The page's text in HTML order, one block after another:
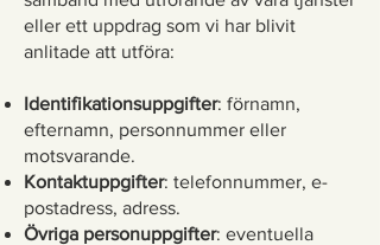
eller ett uppdrag som vi har blivit
anlitade att utföra:
Identifikationsuppgifter: förnamn,
efternamn, personnummer eller
motsvarande.
Kontaktuppgifter: telefonnummer, e-
postadress, adress.
Övriga personuppgifter: eventuella